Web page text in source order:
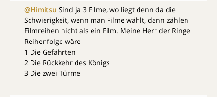
@Himitsu Sind ja 3 Filme, wo liegt denn da die
Schwierigkeit, wenn man Filme wählt, dann zählen
Filmreihen nicht als ein Film. Meine Herr der Ringe
Reihenfolge wäre
1 Die Gefährten
2 Die Rückkehr des Königs
3 Die zwei Türme